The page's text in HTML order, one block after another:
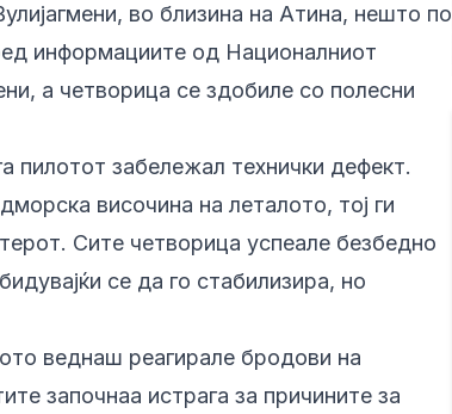
во близина на Атина, нешто по
информациите од Националниот
а четворица се здобиле со полесни
пилотот забележал технички дефект.
височина на леталото, тој ги
Сите четворица успеале безбедно
се да го стабилизира, но
веднаш реагирале бродови на
започнаа истрага за причините за